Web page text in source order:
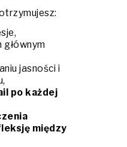
głównym
jasności i
po każdej
między